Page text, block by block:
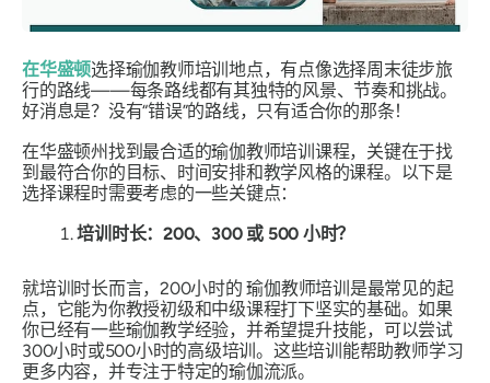
在华盛顿选择瑜伽教师培训地点，有点像选择周末徒步旅
行的路线——每条路线都有其独特的风景、节奏和挑战。
好消息是？ 没有“错误”的路线，只有适合你的那条！
在华盛顿州找到最合适的瑜伽教师培训课程，关键在于找
到最符合你的目标、时间安排和教学风格的课程。以下是
选择课程时需要考虑的一些关键点：
培训时长：200、300 或 500 小时？
就培训时长而言，200小时的 瑜伽教师培训是最常见的起
点，它能为你教授初级和中级课程打下坚实的基础。如果
你已经有一些瑜伽教学经验，并希望提升技能，可以尝试
300小时或500小时的高级培训。这些培训能帮助教师学习
更多内容，并专注于特定的瑜伽流派。